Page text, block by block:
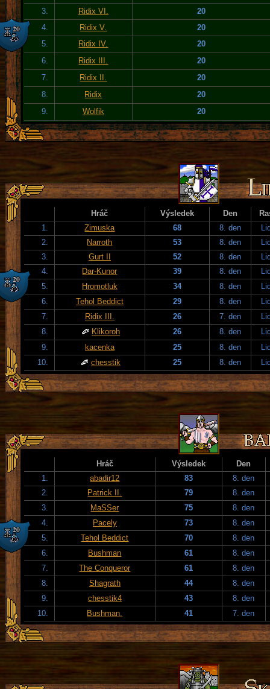
3.
Ridix VI.
20
4.
Ridix V.
20
5.
Ridix IV.
20
6.
Ridix III.
20
7.
Ridix II.
20
8.
Ridix
20
9.
Wolfik 20
Hráč Výsledek Den
1.
Zimuska 68 8. den
2.
Narroth 53 8. den
3.
Gurt II 52 8. den
4.
Dar-Kunor 39 8. den
5.
Hromotluk 34 8. den
6.
Tehol Beddict 29 8. den
7.
Ridix III. 26 7. den
8.
Klikoroh 26 8. den
9.
kacenka 25 8. den
10.
chesstik 25 8. den
Hráč Výsledek
Den
1.
abadir12 83
8. den
2.
Patrick II. 79
8. den
3.
MaSSer 75
8. den
4.
Pacely 73
8. den
5.
Tehol Beddict 70
8. den
6.
Bushman 61
8. den
7.
The Conqueror 61
8. den
8.
Shagrath 44
8. den
9.
chesstik4 43
8. den
10.
Bushman. 41 7. den